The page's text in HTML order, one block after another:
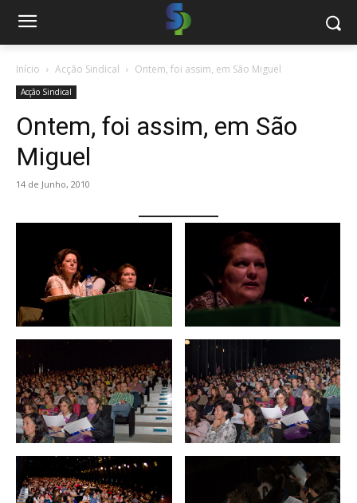
Início Acção Sindical Ontem, foi assim, em São Miguel
Acção Sindical
Ontem, foi assim, em São
Miguel
14 de Junho, 2010